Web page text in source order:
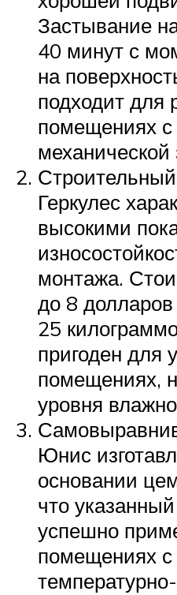
Застывание
40 минут с
на
подходит для
помещениях
механической
Геркулес
высокими
монтажа.
до 8
25
пригоден для
помещениях,
уровня
Юнис
основании
что
успешно
помещениях